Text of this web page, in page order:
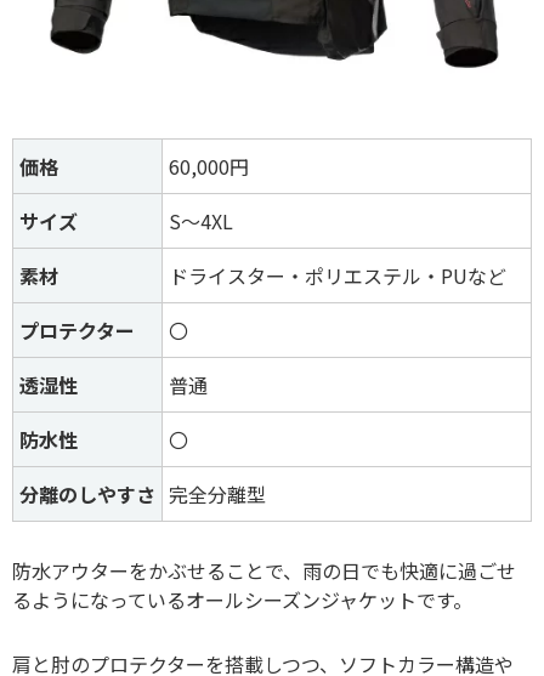
価格
60,000円
サイズ
S～4XL
素材
ドライスター・ポリエステル・PUなど
プロテクター
〇
透湿性
普通
防水性
〇
分離のしやすさ 完全分離型
防水アウターをかぶせることで、雨の日でも快適に過ごせ
るようになっているオールシーズンジャケットです。
肩と肘のプロテクターを搭載しつつ、ソフトカラー構造や